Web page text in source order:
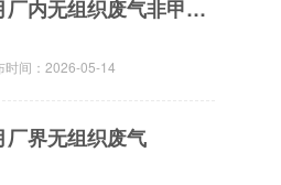
2026年4月厂内无组织废气非甲烷总烃的检测报告（1h平均浓度值）
间：2026-05-14
厂界无组织废气